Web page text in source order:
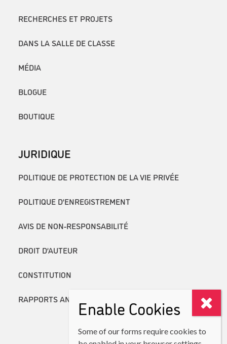
RECHERCHES ET PROJETS
DANS LA SALLE DE CLASSE
MÉDIA
BLOGUE
BOUTIQUE
JURIDIQUE
POLITIQUE DE PROTECTION DE LA VIE PRIVÉE
POLITIQUE D’ENREGISTREMENT
AVIS DE NON-RESPONSABILITÉ
DROIT D’AUTEUR
CONSTITUTION
RAPPORTS ANNUELSEnable Cookies
Some of our forms require cookies to